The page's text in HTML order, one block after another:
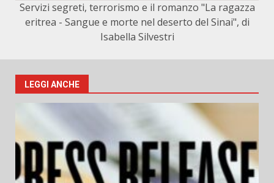
Servizi segreti, terrorismo e il romanzo "La ragazza
eritrea - Sangue e morte nel deserto del Sinai", di
Isabella Silvestri
LEGGI ANCHE